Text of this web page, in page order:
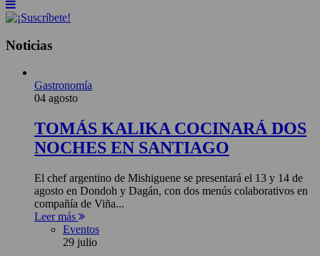
Noticias
Gastronomía
04 agosto
TOMÁS KALIKA COCINARÁ DOS
NOCHES EN SANTIAGO
El chef argentino de Mishiguene se presentará el 13 y 14 de
agosto en Dondoh y Dagán, con dos menús colaborativos en
compañía de Viña...
Leer más
Eventos
29 julio